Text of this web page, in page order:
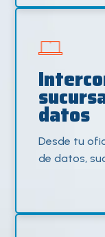
datos
Desde tu
de datos,